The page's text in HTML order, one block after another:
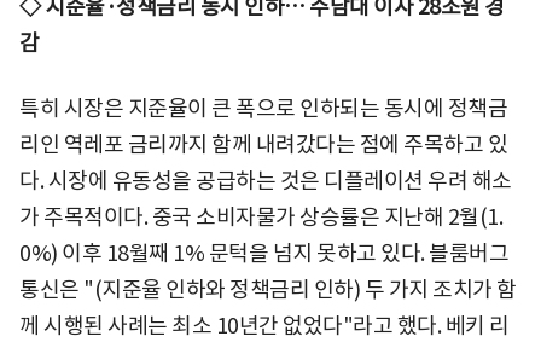
◇ 지준율·정책금리 동시 인하… 주담대 이자 28조원 경
감
특히 시장은 지준율이 큰 폭으로 인하되는 동시에 정책금
리인 역레포 금리까지 함께 내려갔다는 점에 주목하고 있
다. 시장에 유동성을 공급하는 것은 디플레이션 우려 해소
가 주목적이다. 중국 소비자물가 상승률은 지난해 2월(1.
0%) 이후 18월째 1% 문턱을 넘지 못하고 있다. 블룸버그
통신은 "(지준율 인하와 정책금리 인하) 두 가지 조치가 함
께 시행된 사례는 최소 10년간 없었다"라고 했다. 베키 리